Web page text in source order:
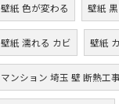
壁紙 色が変わる 壁紙
壁紙 濡れる カビ 壁紙
マンション 埼玉 壁 断熱工事